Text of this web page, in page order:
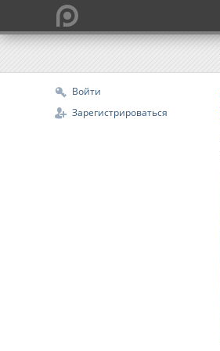
Войти
Зарегистрироваться